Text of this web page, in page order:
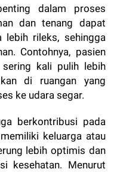
dalam proses
dan tenang dapat
lebih rileks, sehingga
Contohnya, pasien
kali pulih lebih
di ruangan yang
ke udara segar.
berkontribusi pada
keluarga atau
lebih optimis dan
kesehatan. Menurut